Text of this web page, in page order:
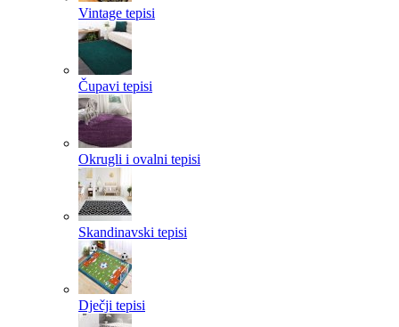
Vintage tepisi
Čupavi tepisi
Okrugli i ovalni tepisi
Skandinavski tepisi
Dječji tepisi